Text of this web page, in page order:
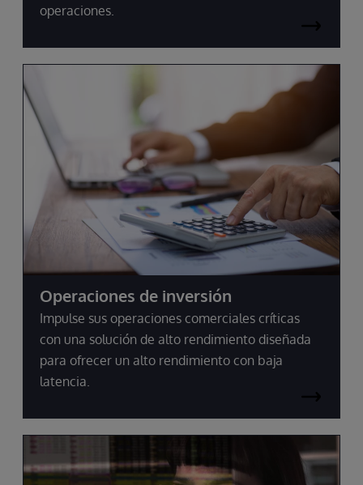
operaciones.
Operaciones de inversión
Impulse sus operaciones comerciales críticas
con una solución de alto rendimiento diseñada
para ofrecer un alto rendimiento con baja
latencia.